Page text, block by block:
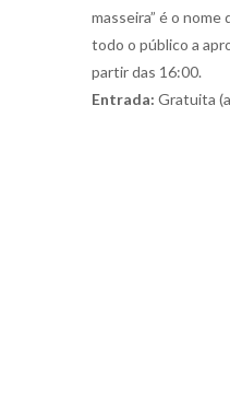
masseira” é o
todo o público a
partir das 16:00.
Entrada: Gratuita